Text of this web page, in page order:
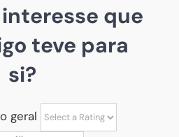
que
teve para
si?
geral